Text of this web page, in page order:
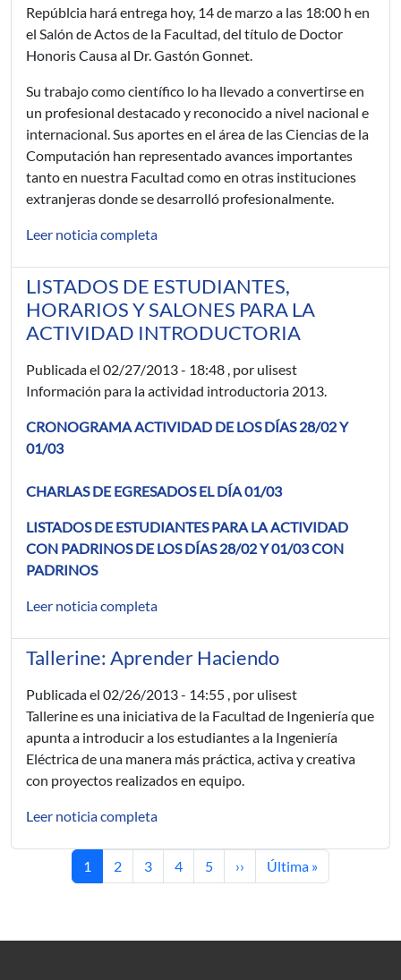
Repúblcia hará entrega hoy, 14 de marzo a las 18:00 h en
el Salón de Actos de la Facultad, del título de Doctor
Honoris Causa al Dr. Gastón Gonnet.
Su trabajo como científico lo ha llevado a convertirse en
un profesional destacado y reconocido a nivel nacional e
internacional. Sus aportes en el área de las Ciencias de la
Computación han representado avances importantes
tanto en nuestra Facultad como en otras instituciones
extranjeras donde se desarrolló profesionalmente.
Leer noticia completa
LISTADOS DE ESTUDIANTES,
HORARIOS Y SALONES PARA LA
ACTIVIDAD INTRODUCTORIA
Publicada el 02/27/2013 - 18:48 , por ulisest
Información para la actividad introductoria 2013.
CRONOGRAMA ACTIVIDAD DE LOS DÍAS 28/02 Y
01/03
CHARLAS DE EGRESADOS EL DÍA 01/03
LISTADOS DE ESTUDIANTES PARA LA ACTIVIDAD
CON PADRINOS DE LOS DÍAS 28/02 Y 01/03 CON
PADRINOS
Leer noticia completa
Tallerine: Aprender Haciendo
Publicada el 02/26/2013 - 14:55 , por ulisest
Tallerine es una iniciativa de la Facultad de Ingeniería que
apunta a introducir a los estudiantes a la Ingeniería
Eléctrica de una manera más práctica, activa y creativa
con proyectos realizados en equipo.
Leer noticia completa
Current page
1 Page
2 Page
3 Page
4 Page
5 Next page
›› Last page
Última »